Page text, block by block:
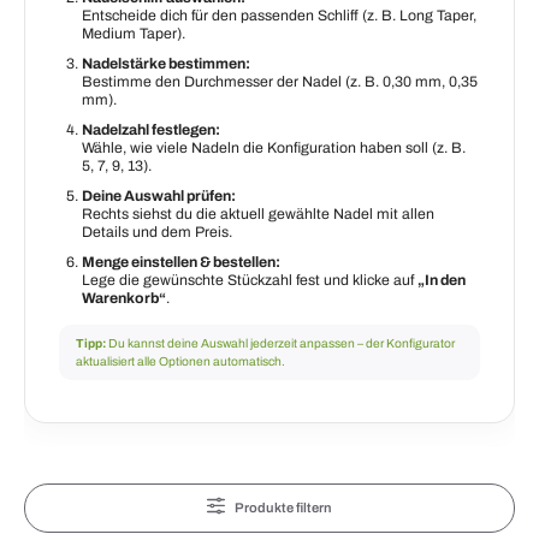
Entscheide dich für den passenden Schliff (z. B. Long Taper,
Medium Taper).
Nadelstärke bestimmen:
Bestimme den Durchmesser der Nadel (z. B. 0,30 mm, 0,35
mm).
Nadelzahl festlegen:
Wähle, wie viele Nadeln die Konfiguration haben soll (z. B.
5, 7, 9, 13).
Deine Auswahl prüfen:
Rechts siehst du die aktuell gewählte Nadel mit allen
Details und dem Preis.
Menge einstellen & bestellen:
Lege die gewünschte Stückzahl fest und klicke auf„In den
Warenkorb“.
Tipp:Du kannst deine Auswahl jederzeit anpassen – der Konfigurator
aktualisiert alle Optionen automatisch.
Produkte filtern